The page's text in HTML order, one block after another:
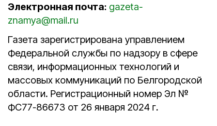
Электронная почта: gazeta-
znamya@mail.ru
Газета зарегистрирована управлением
Федеральной службы по надзору в сфере
связи, информационных технологий и
массовых коммуникаций по Белгородской
области. Регистрационный номер Эл №
ФС77-86673 от 26 января 2024 г.